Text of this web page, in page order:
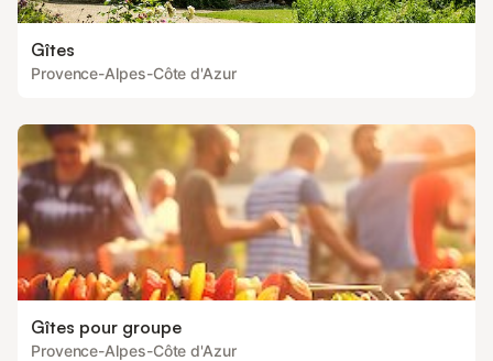
Gîtes
Provence-Alpes-Côte d'Azur
Gîtes pour groupe
Provence-Alpes-Côte d'Azur